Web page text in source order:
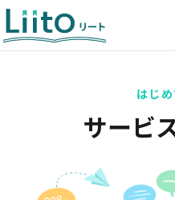
はじ
サービ